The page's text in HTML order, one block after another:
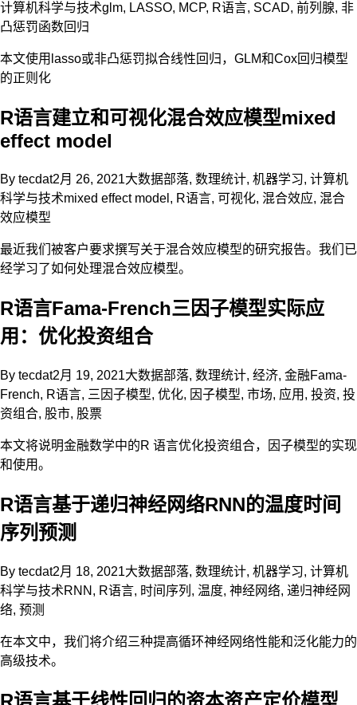
计算机科学与技术glm, LASSO, MCP, R语言, SCAD, 前列腺, 非
凸惩罚函数回归
本文使用lasso或非凸惩罚拟合线性回归，GLM和Cox回归模型
的正则化
R语言建立和可视化混合效应模型mixed
effect model
By tecdat2月 26, 2021大数据部落, 数理统计, 机器学习, 计算机
科学与技术mixed effect model , R语言, 可视化, 混合效应, 混合
效应模型
最近我们被客户要求撰写关于混合效应模型的研究报告。我们已
经学习了如何处理混合效应模型。
R语言Fama-French三因子模型实际应
用：优化投资组合
By tecdat2月 19, 2021大数据部落, 数理统计, 经济, 金融Fama-
French, R语言, 三因子模型, 优化, 因子模型, 市场, 应用 , 投资, 投
资组合, 股市, 股票
本文将说明金融数学中的R 语言优化投资组合，因子模型的实现
和使用。
R语言基于递归神经网络RNN的温度时间
序列预测
By tecdat2月 18, 2021大数据部落, 数理统计, 机器学习, 计算机
科学与技术RNN , R语言, 时间序列 , 温度, 神经网络, 递归神经网
络, 预测
在本文中，我们将介绍三种提高循环神经网络性能和泛化能力的
高级技术。
R语言基于线性回归的资本资产定价模型